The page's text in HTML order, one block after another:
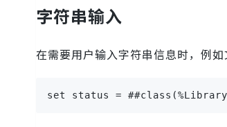
字符串输入
在需要用户输入字符串信息时，例
set status =